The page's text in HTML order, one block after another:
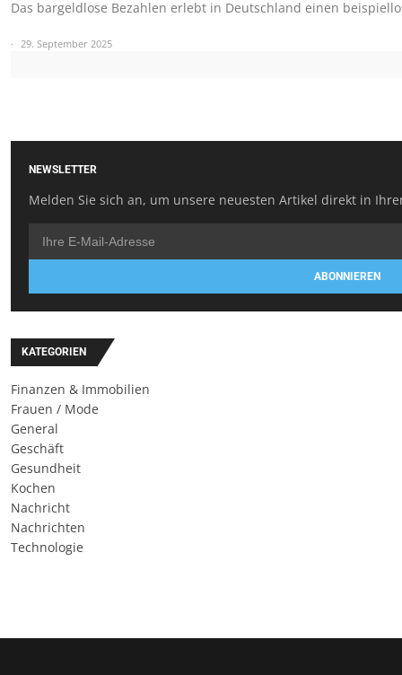
Das bargeldlose Bezahlen erlebt in Deutschland einen
29. September 2025
NEWSLETTER
Melden Sie sich an, um unsere neuesten Artikel direkt in
ABONNIEREN
KATEGORIEN
Finanzen & Immobilien
Frauen / Mode
General
Geschäft
Gesundheit
Kochen
Nachricht
Nachrichten
Technologie